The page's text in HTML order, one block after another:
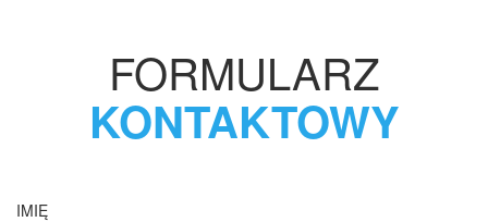
FORMULARZ
KONTAKTOWY
IMIĘ